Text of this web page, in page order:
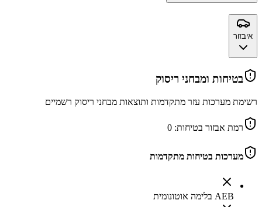
איבזור
בטיחות ומבחני ריסוק
רשימת מערכות עזר מתקדמות ותוצאות מבחני ריסוק רשמיים
רמת אבזור בטיחות: 0
מערכות בטיחות מתקדמות
AEB בלימה אוטונומית